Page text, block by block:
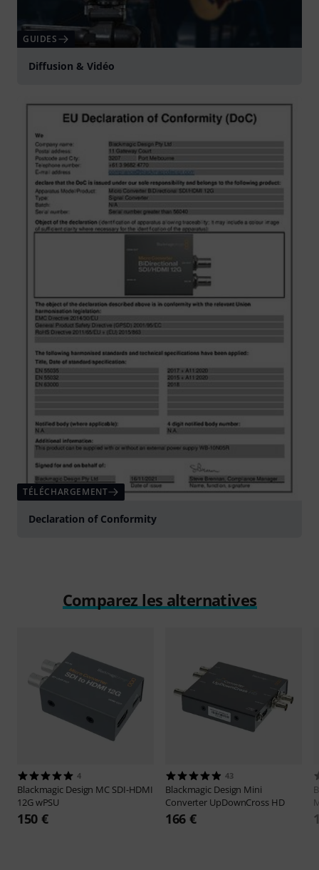
GUIDES
Diffusion & Vidéo
TÉLÉCHARGEMENT
Declaration of Conformity
Comparez les alternatives
4
Blackmagic Design MC SDI-HDMI
12G wPSU
150 €
43
Blackmagic Design Mini
Converter UpDownCross HD
166 €